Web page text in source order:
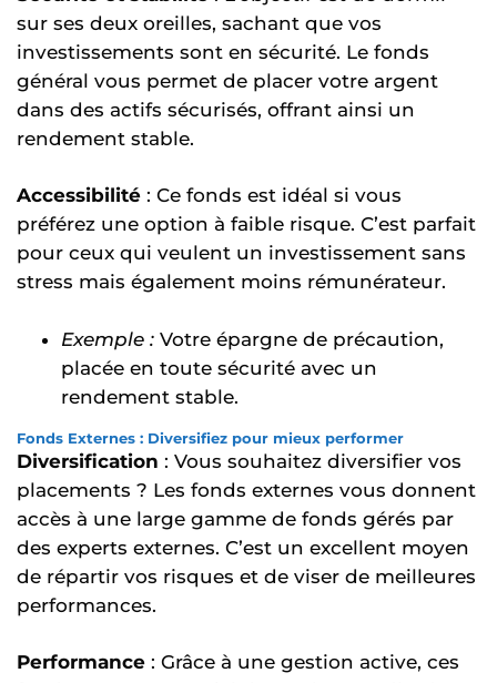
sur ses deux oreilles, sachant que vos
investissements sont en sécurité. Le fonds
général vous permet de placer votre argent
dans des actifs sécurisés, offrant ainsi un
rendement stable.
Accessibilité : Ce fonds est idéal si vous
préférez une option à faible risque. C’est parfait
pour ceux qui veulent un investissement sans
stress mais également moins rémunérateur.
Exemple : Votre épargne de précaution,
placée en toute sécurité avec un
rendement stable.
Fonds Externes : Diversifiez pour mieux performer
Diversification : Vous souhaitez diversifier vos
placements ? Les fonds externes vous donnent
accès à une large gamme de fonds gérés par
des experts externes. C’est un excellent moyen
de répartir vos risques et de viser de meilleures
performances.
Performance : Grâce à une gestion active, ces